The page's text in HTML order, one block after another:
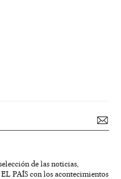
de las noticias,
PAÍS con los acontecimientos